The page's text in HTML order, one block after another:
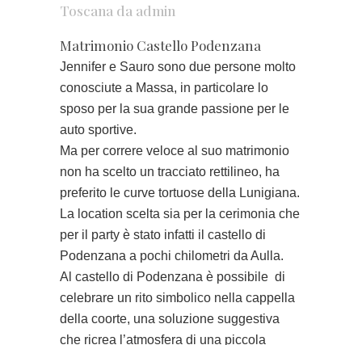
Toscana da admin
Matrimonio Castello Podenzana
Jennifer e Sauro sono due persone molto
conosciute a Massa, in particolare lo
sposo per la sua grande passione per le
auto sportive.
Ma per correre veloce al suo matrimonio
non ha scelto un tracciato rettilineo, ha
preferito le curve tortuose della Lunigiana.
La location scelta sia per la cerimonia che
per il party è stato infatti il castello di
Podenzana a pochi chilometri da Aulla.
Al castello di Podenzana è possibile di
celebrare un rito simbolico nella cappella
della coorte, una soluzione suggestiva
che ricrea l’atmosfera di una piccola